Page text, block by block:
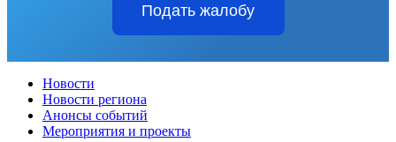
Подать жалобу
Новости
Новости региона
Анонсы событий
Мероприятия и проекты